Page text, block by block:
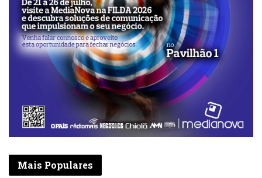
Mais Populares